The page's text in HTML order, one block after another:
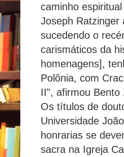
caminho
Joseph Ratzinger
sucedendo o
carismáticos da
homenagens],
Polônia, com
II", afirmou Bento
Os títulos de
Universidade
honrarias se
sacra na Igreja